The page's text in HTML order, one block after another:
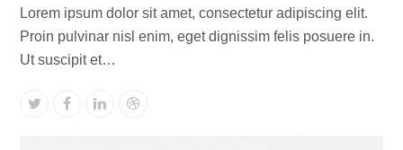
Lorem ipsum dolor sit amet, consectetur adipiscing elit.
Proin pulvinar nisl enim, eget dignissim felis posuere in.
Ut suscipit et…
TwitterFacebook
LinkedinDribbble